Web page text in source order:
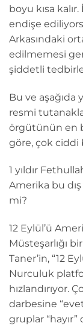
boyu kısa
endişe
Arkasındaki
edilmemesi
şiddetli
Bu ve
resmi
örgütünün en
göre, çok ciddi
1 yıldır
Amerika bu
mi?
12 Eylül’ü
Müsteşarlığı
Taner’in, “12
Nurculuk
hızlandırıyor.
darbesine
gruplar